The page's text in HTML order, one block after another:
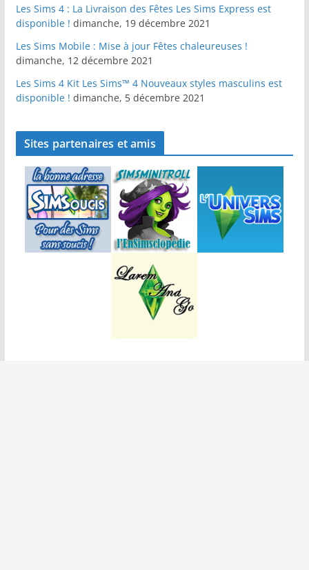
Les Sims 4 : La Livraison des Fêtes Les Sims Express est
disponible ! dimanche, 19 décembre 2021
Les Sims Mobile : Mise à jour Fêtes chaleureuses !
dimanche, 12 décembre 2021
Les Sims 4 Kit Les Sims™ 4 Nouveaux styles masculins est
disponible ! dimanche, 5 décembre 2021
Sites partenaires et amis